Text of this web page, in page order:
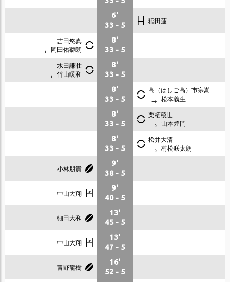
6'
33 - 5
稲田蓮
吉田悠真
岡田佑獅朗
8'
33 - 5
水田謙壮
竹山暖和
8'
33 - 5
8'
33 - 5
高（はしご高）市宗嵩
松本義生
8'
33 - 5
栗栖稜世
山本煌門
8'
33 - 5
松井大清
村松咲太朗
小林朋貴
9'
38 - 5
中山大翔
9'
40 - 5
細田大和
13'
45 - 5
中山大翔
13'
47 - 5
青野龍樹
16'
52 - 5